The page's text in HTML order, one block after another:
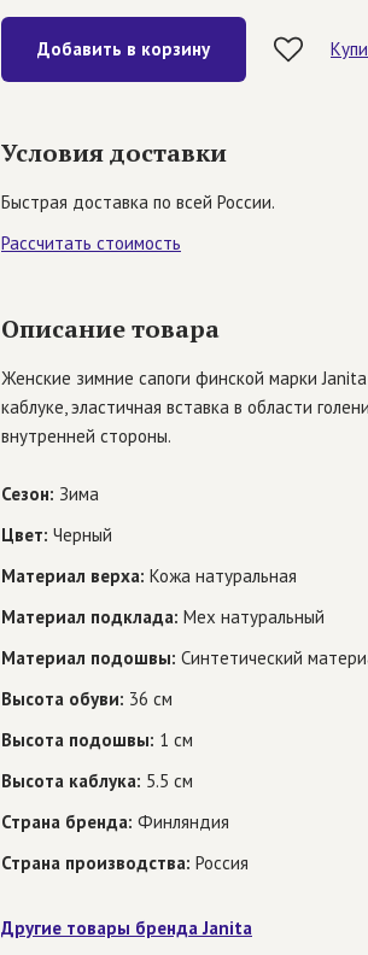
Добавить в корзину
Условия доставки
Быстрая доставка по всей России.
Рассчитать стоимость
Описание товара
Женские зимние сапоги финской марки
каблуке, эластичная вставка в области
внутренней стороны.
Сезон: Зима
Цвет: Черный
Материал верха: Кожа натуральная
Материал подклада: Мех натуральный
Материал подошвы: Синтетический
Высота обуви: 36 см
Высота подошвы: 1 см
Высота каблука: 5.5 см
Страна бренда: Финляндия
Страна производства: Россия
Другие товары бренда Janita